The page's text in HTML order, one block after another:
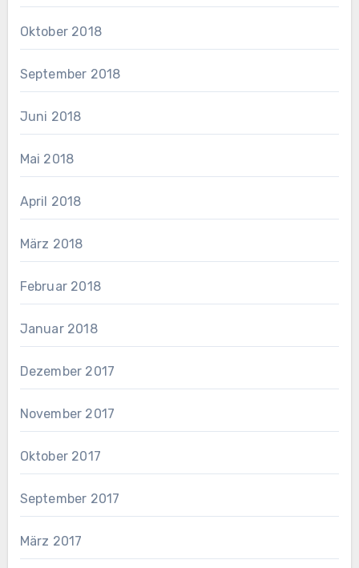
Oktober 2018
September 2018
Juni 2018
Mai 2018
April 2018
März 2018
Februar 2018
Januar 2018
Dezember 2017
November 2017
Oktober 2017
September 2017
März 2017